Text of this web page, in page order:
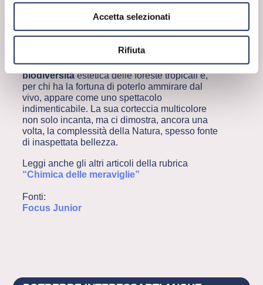
Accetta selezionati
Rifiuta
QUANDO CHIMICA E NATURA SI
L’eucalipto arcobaleno è un esempio
fenomeni straordinari. Lo show naturale, di cui
questo albero è protagonista, arricchisce la
biodiversitàestetica delle foreste tropicali e,
per chi ha la fortuna di poterlo ammirare dal
vivo, appare come uno spettacolo
indimenticabile. La sua corteccia multicolore
non solo incanta, ma ci dimostra, ancora una
volta, la complessità della Natura, spesso fonte
di inaspettata bellezza.
Leggi anche gli altri articoli della rubrica
“Chimica delle meraviglie”
Fonti:
Focus Junior